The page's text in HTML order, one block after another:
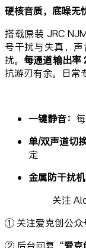
硬核音质，底噪无
搭载原装 JRC
号干扰与失真，
扰。 每通道输出率
抗游刃有余。日常
一键静音：
单/双声道切换
定
金属防干扰机
关注
① 关注爱克创公众